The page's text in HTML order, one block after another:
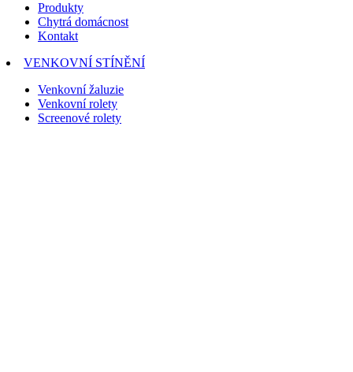
Produkty
Chytrá domácnost
Kontakt
VENKOVNÍ STÍNĚNÍ
Venkovní žaluzie
Venkovní rolety
Screenové rolety